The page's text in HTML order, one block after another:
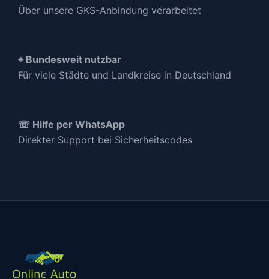
Über unsere GKS-Anbindung verarbeitet
⌖ Bundesweit nutzbar
Für viele Städte und Landkreise in Deutschland
☏ Hilfe per WhatsApp
Direkter Support bei Sicherheitscodes